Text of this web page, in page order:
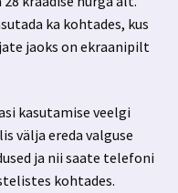
ka kohtades, kus
jaoks on ekraanipilt
kasutamise veelgi
välja ereda valguse
ja nii saate telefoni
kohtades.